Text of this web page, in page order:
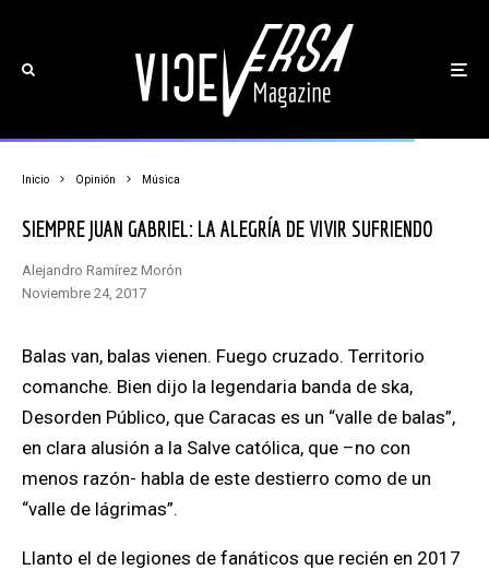
Inicio Opinión Música
SIEMPRE JUAN GABRIEL: LA ALEGRÍA DE VIVIR SUFRIENDO
Alejandro Ramírez Morón
noviembre 24, 2017
Balas van, balas vienen. Fuego cruzado. Territorio
comanche. Bien dijo la legendaria banda de ska,
Desorden Público, que Caracas es un “valle de balas”,
en clara alusión a la Salve católica, que –no con
menos razón- habla de este destierro como de un
“valle de lágrimas”.
Llanto el de legiones de fanáticos que recién en 2017